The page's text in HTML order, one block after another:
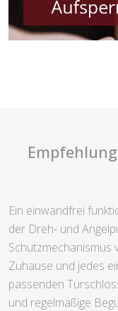
Ein einwandfrei
der Dreh- und
Schutzmechanismus
Zuhause und jedes
passenden
und regelmäßige